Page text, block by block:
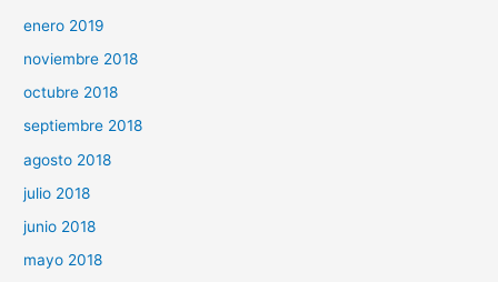
enero 2019
noviembre 2018
octubre 2018
septiembre 2018
agosto 2018
julio 2018
junio 2018
mayo 2018